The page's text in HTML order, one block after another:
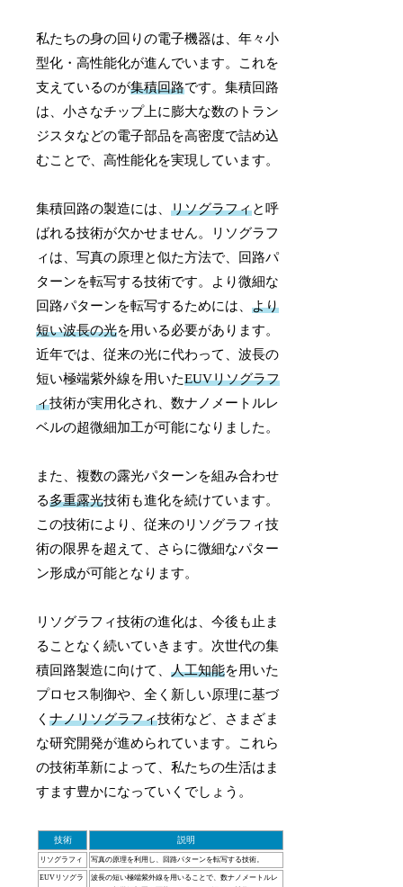
私たちの身の回りの電子機器は、年々小
型化・高性能化が進んでいます。これを
支えているのが集積回路です。集積回路
は、小さなチップ上に膨大な数のトラン
ジスタなどの電子部品を高密度で詰め込
むことで、高性能化を実現しています。
集積回路の製造には、リソグラフィと呼
ばれる技術が欠かせません。リソグラフ
ィは、写真の原理と似た方法で、回路パ
ターンを転写する技術です。より微細な
回路パターンを転写するためには、より
短い波長の光を用いる必要があります。
近年では、従来の光に代わって、波長の
短い極端紫外線を用いたEUVリソグラフ
ィ技術が実用化され、数ナノメートルレ
ベルの超微細加工が可能になりました。
また、複数の露光パターンを組み合わせ
る多重露光技術も進化を続けています。
この技術により、従来のリソグラフィ技
術の限界を超えて、さらに微細なパター
ン形成が可能となります。
リソグラフィ技術の進化は、今後も止ま
ることなく続いていきます。次世代の集
積回路製造に向けて、人工知能を用いた
プロセス制御や、全く新しい原理に基づ
くナノリソグラフィ技術など、さまざま
な研究開発が進められています。これら
の技術革新によって、私たちの生活はま
すます豊かになっていくでしょう。
技術 説明
リソグラフィ 写真の原理を利用し、回路パターンを転写する技術。
EUVリソグラ
波長の短い極端紫外線を用いることで、数ナノメートルレ